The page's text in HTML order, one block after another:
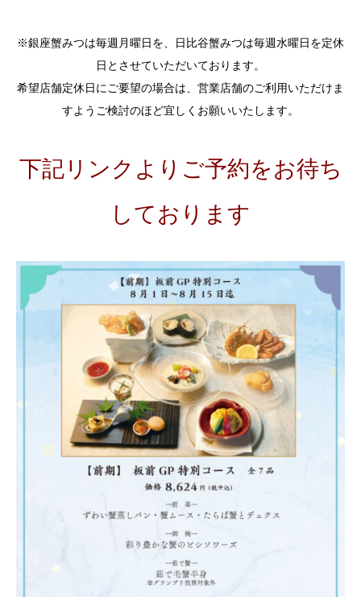
※銀座蟹みつは毎週月曜日を、日比谷蟹みつは毎週水曜日を定休
日とさせていただいております。
希望店舗定休日にご要望の場合は、営業店舗のご利用いただけま
すようご検討のほど宜しくお願いいたします。
下記リンクよりご予約をお待ち
しております